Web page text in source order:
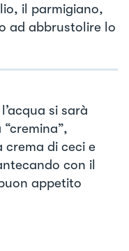
il parmigiano,
ad abbrustolire lo
si sarà
di ceci e
con il
appetito